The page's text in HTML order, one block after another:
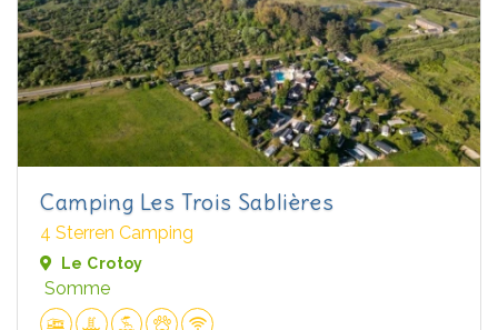
Camping Les Trois Sablières
4 Sterren Camping
Le Crotoy
Somme